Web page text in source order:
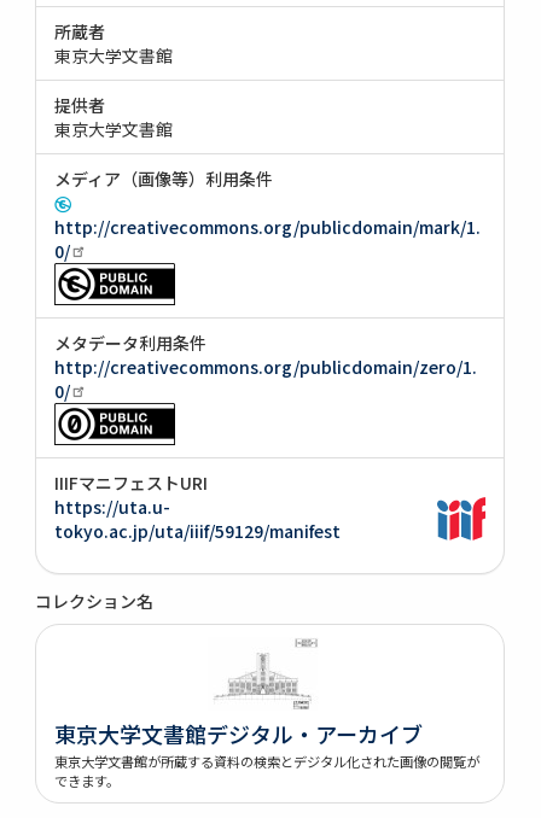
所蔵者
東京大学文書館
提供者
東京大学文書館
メディア（画像等）利用条件
http://creativecommons.org/publicdomain/mark/1.
0/
メタデータ利用条件
http://creativecommons.org/publicdomain/zero/1.
0/
IIIFマニフェストURI
https://uta.u-
tokyo.ac.jp/uta/iiif/59129/manifest
コレクション名
東京大学文書館デジタル・アーカイブ
東京大学文書館が所蔵する資料の検索とデジタル化された画像の閲覧が
できます。